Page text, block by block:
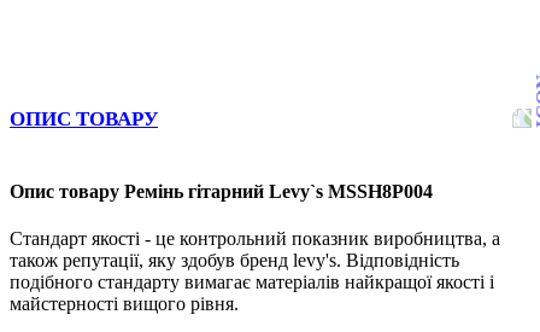
ОПИС ТОВАРУ
Опис товару Ремінь гітарний Levy`s MSSH8P004
Стандарт якості - це контрольний показник виробництва, а
також репутації, яку здобув бренд levy's. Відповідність
подібного стандарту вимагає матеріалів найкращої якості і
майстерності вищого рівня.